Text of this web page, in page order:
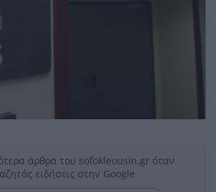
άρθρα του sofokleousin.gr όταν
ειδήσεις στην Google